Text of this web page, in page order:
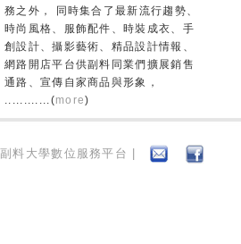
務之外， 同時集合了最新流行趨勢、
時尚風格、服飾配件、時裝成衣、手
創設計、攝影藝術、精品設計情報、
網路開店平台供副料同業們擴展銷售
通路、宣傳自家商品與形象，
............(more)
副料大學數位服務平台 |